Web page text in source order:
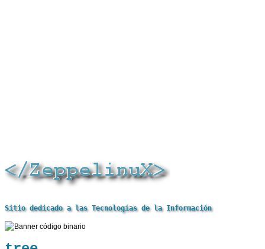
Sitio dedicado a las Tecnologías de la Información